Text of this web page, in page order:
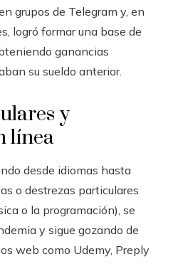
grupos de Telegram y, en
logró formar una base de
ganancias
su sueldo anterior.
y
línea
desde idiomas hasta
o destrezas particulares
o la programación), se
y sigue gozando de
web como Udemy, Preply